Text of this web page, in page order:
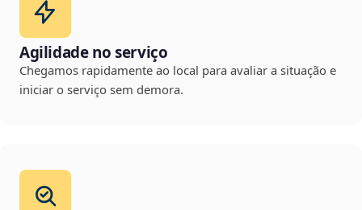
Agilidade no serviço
Chegamos rapidamente ao local para avaliar a situação e
iniciar o serviço sem demora.